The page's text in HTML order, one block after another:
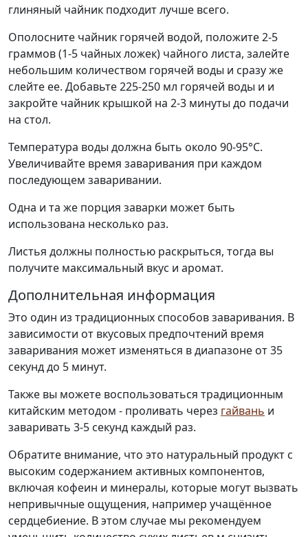
глиняный чайник подходит лучше всего.
Ополосните чайник горячей водой, положите 2-5
граммов (1-5 чайных ложек) чайного листа, залейте
небольшим количеством горячей воды и сразу же
слейте ее. Добавьте 225-250 мл горячей воды и и
закройте чайник крышкой на 2-3 минуты до подачи
на стол.
Температура воды должна быть около 90-95°С.
Увеличивайте время заваривания при каждом
последующем заваривании.
Одна и та же порция заварки может быть
использована несколько раз.
Листья должны полностью раскрыться, тогда вы
получите максимальный вкус и аромат.
Дополнительная информация
Это один из традиционных способов заваривания. В
зависимости от вкусовых предпочтений время
заваривания может изменяться в диапазоне от 35
секунд до 5 минут.
Также вы можете воспользоваться традиционным
китайским методом - проливать через гайвань и
заваривать 3-5 секунд каждый раз.
Обратите внимание, что это натуральный продукт с
высоким содержанием активных компонентов,
включая кофеин и минералы, которые могут вызвать
непривычные ощущения, например учащённое
сердцебиение. В этом случае мы рекомендуем